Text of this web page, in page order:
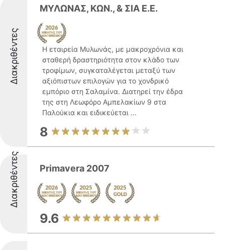
Διακριθέντες
ΜΥΛΩΝΑΣ, ΚΩΝ., & ΣΙΑ E.Ε.
Η εταιρεία Μυλωνάς, με μακροχρόνια και
σταθερή δραστηριότητα στον κλάδο των
τροφίμων, συγκαταλέγεται μεταξύ των
αξιόπιστων επιλογών για το χονδρικό
εμπόριο στη Σαλαμίνα. Διατηρεί την έδρα
της στη Λεωφόρο Αμπελακίων 9 στα
Παλούκια και ειδικεύεται ...
8
Διακριθέντες Primavera 2007
9.6